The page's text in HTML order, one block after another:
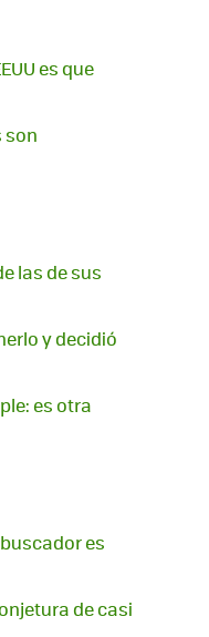
es que
son
las de sus
y decidió
es otra
es
de casi